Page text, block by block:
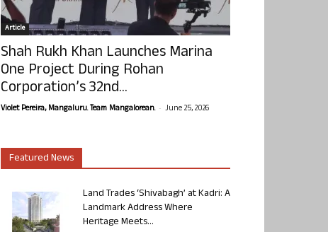
Article
Shah Rukh Khan Launches Marina
One Project During Rohan
Corporation’s 32nd...
Violet Pereira, Mangaluru. Team Mangalorean. - June 25, 2026
Featured News
Land Trades ‘Shivabagh’ at Kadri: A
Landmark Address Where
Heritage Meets...